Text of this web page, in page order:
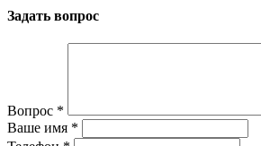
Задать вопрос
Вопрос *
Ваше имя *